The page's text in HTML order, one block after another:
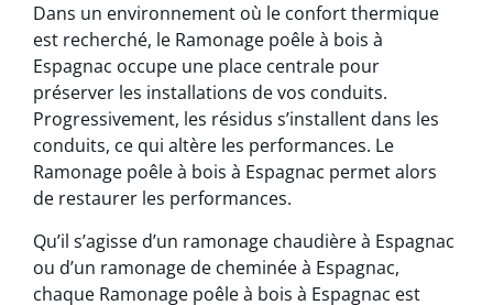
Dans un environnement où le confort thermique
est recherché, le Ramonage poêle à bois à
Espagnac occupe une place centrale pour
préserver les installations de vos conduits.
Progressivement, les résidus s’installent dans les
conduits, ce qui altère les performances. Le
Ramonage poêle à bois à Espagnac permet alors
de restaurer les performances.
Qu’il s’agisse d’un ramonage chaudière à Espagnac
ou d’un ramonage de cheminée à Espagnac,
chaque Ramonage poêle à bois à Espagnac est